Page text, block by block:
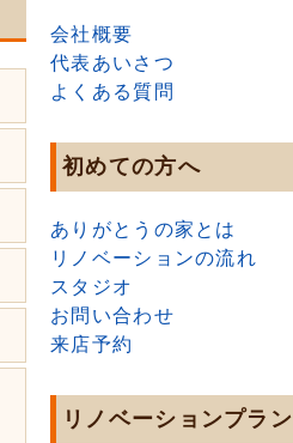
会社概要
代表あいさつ
よくある質問
初めての方へ
ありがとうの家とは
リノベーションの流れ
スタジオ
お問い合わせ
来店予約
リノベーションプラン